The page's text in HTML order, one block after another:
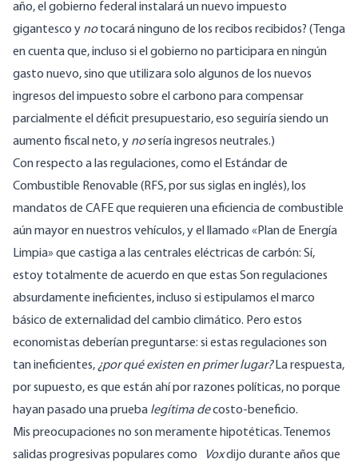
año, el gobierno federal instalará un nuevo impuesto
gigantesco y notocará ninguno de los recibos recibidos? (Tenga
en cuenta que, incluso si el gobierno no participara en ningún
gasto nuevo, sino que utilizara solo algunos de los nuevos
ingresos del impuesto sobre el carbono para compensar
parcialmente el déficit presupuestario, eso seguiría siendo un
aumento fiscal neto, y nosería ingresos neutrales.)
Con respecto a las regulaciones, como el Estándar de
Combustible Renovable (RFS, por sus siglas en inglés), los
mandatos de CAFE que requieren una eficiencia de combustible
aún mayor en nuestros vehículos, y el llamado «Plan de Energía
Limpia» que castiga a las centrales eléctricas de carbón: Sí,
estoy totalmente de acuerdo en que estas Son regulaciones
absurdamente ineficientes, incluso si estipulamos el marco
básico de externalidad del cambio climático. Pero estos
economistas deberían preguntarse: si estas regulaciones son
tan ineficientes,¿por qué existen en primer lugar?La respuesta,
por supuesto, es que están ahí por razones políticas, no porque
hayan pasado una prueba legítima decosto-beneficio.
Mis preocupaciones no son meramente hipotéticas. Tenemos
salidas progresivas populares como
Voxdijo durante años que